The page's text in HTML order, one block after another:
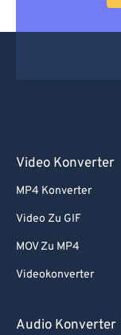
Video Konverter
MP4 Konverter
Video Zu GIF
MOV Zu MP4
Videokonverter
Audio Konverter